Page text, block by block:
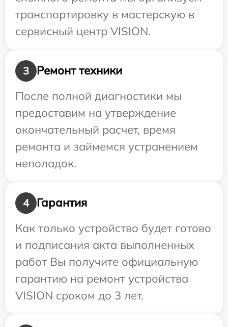
транспортировку в мастерскую в
сервисный центр VISION.
3
Ремонт техники
После полной диагностики мы
предоставим на утверждение
окончательный расчет, время
ремонта и займемся устранением
неполадок.
4
Гарантия
Как только устройство будет готово
и подписания акта выполненных
работ Вы получите официальную
гарантию на ремонт устройства
VISION сроком до 3 лет.